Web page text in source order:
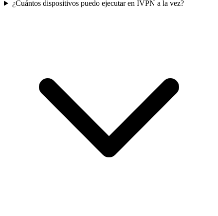
¿Cuántos dispositivos puedo ejecutar en IVPN a la vez?